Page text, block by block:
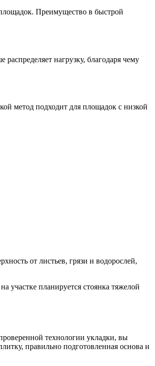
Преимущество в быстрой
нагрузку, благодаря чему
метод подходит для площадок с низкой
от листьев, грязи и водорослей,
планируется стоянка тяжелой
технологии укладки, вы
правильно подготовленная основа и